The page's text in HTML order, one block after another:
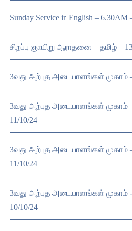
Sunday Service in English – 6.30AM
சிறப்பு ஞாயிறு ஆராதனை – தமிழ் –
3வது அற்புத அடையாளங்கள் முகாம்
3வது அற்புத அடையாளங்கள் முகாம் –
11/10/24
3வது அற்புத அடையாளங்கள் முகாம் –
11/10/24
3வது அற்புத அடையாளங்கள் முகாம் -
10/10/24